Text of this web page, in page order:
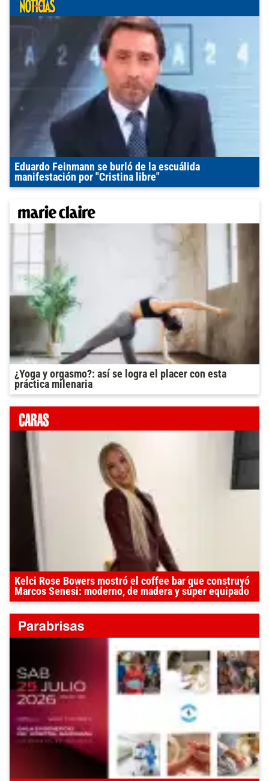
Eduardo Feinmann se burló de la escuálida
manifestación por "Cristina libre"
¿Yoga y orgasmo?: así se logra el placer con esta
práctica milenaria
Kelci Rose Bowers mostró el coffee bar que construyó
Marcos Senesi: moderno, de madera y súper equipado